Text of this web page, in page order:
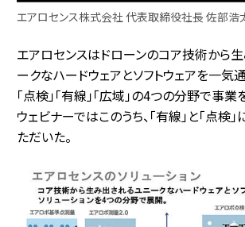
エアロセンス株式会社 代表取締役社長 佐部浩
エアロセンスはドローンのコア技術から
ークなハードウェアとソフトウェアを一気通
「点検」「有線」「広域」の4つの分野で事
ウェビナーではこのうち、「有線」と「点検
ただいた。